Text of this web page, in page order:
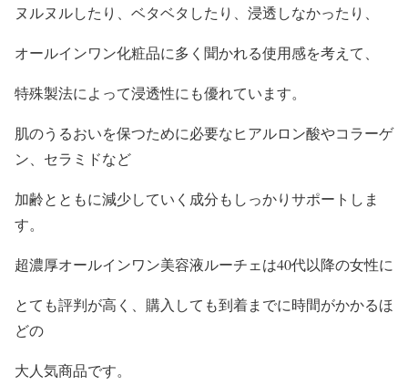
ヌルヌルしたり、ベタベタしたり、浸透しなかったり、
オールインワン化粧品に多く聞かれる使用感を考えて、
特殊製法によって浸透性にも優れています。
肌のうるおいを保つために必要なヒアルロン酸やコラーゲ
ン、セラミドなど
加齢とともに減少していく成分もしっかりサポートしま
す。
超濃厚オールインワン美容液ルーチェは40代以降の女性に
とても評判が高く、購入しても到着までに時間がかかるほ
どの
大人気商品です。